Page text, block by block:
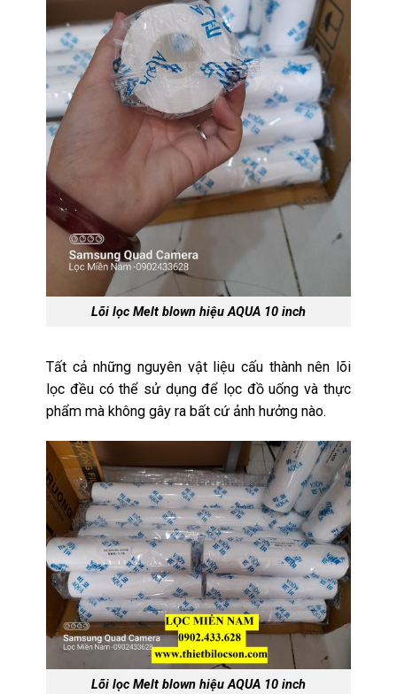
Lõi lọc Melt blown hiệu AQUA 10 inch
Tất cả những nguyên vật liệu cấu thành nên lõi
lọc đều có thể sử dụng để lọc đồ uống và thực
phẩm mà không gây ra bất cứ ảnh hưởng nào.
Lõi lọc Melt blown hiệu AQUA 10 inch